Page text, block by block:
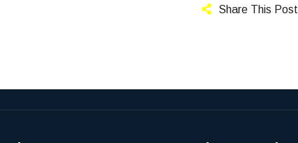
Share This Post